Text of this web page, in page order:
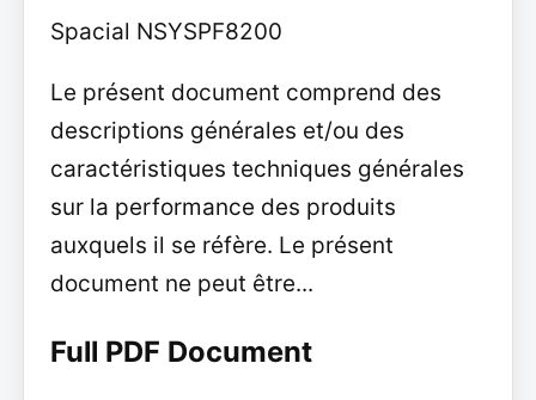
Spacial NSYSPF8200
Le présent document comprend des
descriptions générales et/ou des
caractéristiques techniques générales
sur la performance des produits
auxquels il se réfère. Le présent
document ne peut être...
Full PDF Document